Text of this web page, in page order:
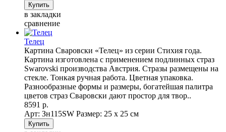
в закладки
сравнение
Телец
Картина Сваровски «Телец» из серии Стихия года.
Картина изготовлена с применением подлинных страз
Swarovski производства Австрия. Стразы размещены на
стекле. Тонкая ручная работа. Цветная упаковка.
Разнообразные формы и размеры, богатейшая палитра
цветов страз Сваровски дают простор для твор..
8591 р.
Арт: Зн115SW Размер: 25 х 25 см